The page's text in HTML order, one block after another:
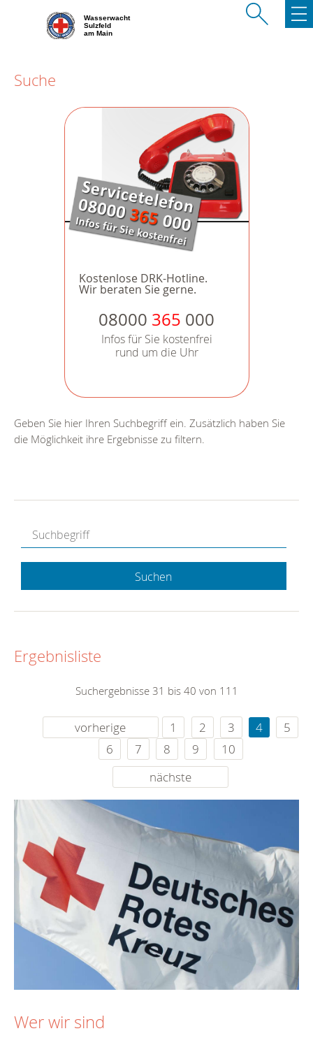
Wasserwacht
Sulzfeld
am Main
Suche
Kostenlose DRK-Hotline.
Wir beraten Sie gerne.
08000 365 000
Infos für Sie kostenfrei
rund um die Uhr
Geben Sie hier Ihren Suchbegriff ein. Zusätzlich haben Sie
die Möglichkeit ihre Ergebnisse zu filtern.
Suchen
Ergebnisliste
Suchergebnisse 31 bis 40 von 111
vorherige 1 2 3 4
5
6
7 8 9
10
nächste
Wer wir sind